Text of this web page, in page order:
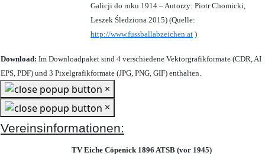
Galicji do roku 1914 – Autorzy: Piotr Chomicki,
Leszek Śledziona 2015) (Quelle:
http://www.fussballabzeichen.at )
Download: Im Downloadpaket sind 4 verschiedene Vektorgrafikformate (CDR, AI
EPS, PDF) und 3 Pixelgrafikformate (JPG, PNG, GIF) enthalten.
×
×
Vereinsinformationen:
TV Eiche Cöpenick 1896 ATSB (vor 1945)